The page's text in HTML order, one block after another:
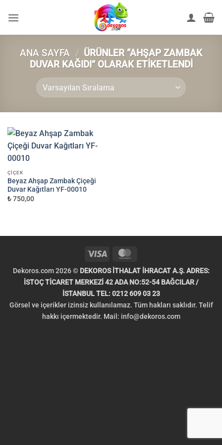
atla
ANA SAYFA / ÜRÜNLER “AHŞAP ZAMBAK
DUVAR KAĞIDI” OLARAK ETIKETLENDI
ÇIÇEK
Beyaz Ahşap Zambak Çiçeği
Duvar Kağıtları YF-00010
₺ 750,00
Visa
Dekoros.com 2026 © DEKOROS İTHALAT İHRACAT A.Ş. ADRES:
İSTOÇ TİCARET MERKEZİ 42 ADA NO:52-54 BAĞCILAR /
İSTANBUL TEL: 0212 609 03 23
Görsel ve içerikler izinsiz kullanılamaz. Tüm hakları saklıdır. Telif
hakkı içermektedir. Mail: info@dekoros.com